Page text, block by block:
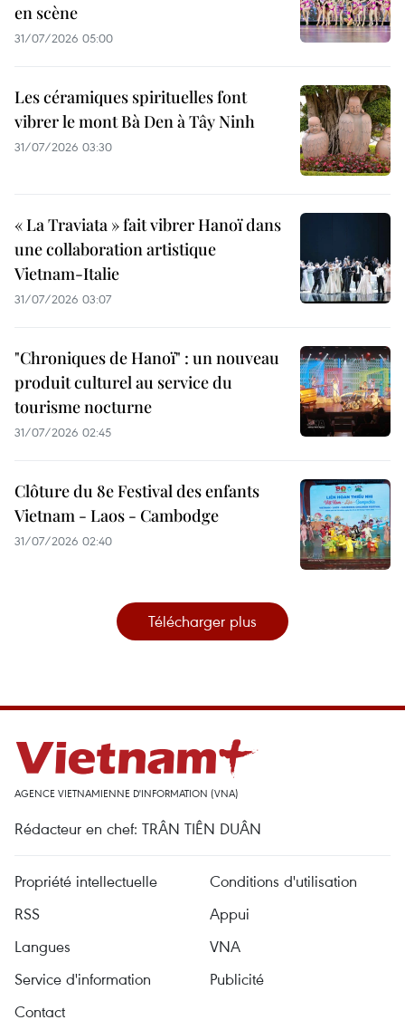
en scène
31/07/2026 05:00
Les céramiques spirituelles font
vibrer le mont Bà Den à Tây Ninh
31/07/2026 03:30
« La Traviata » fait vibrer Hanoï dans
une collaboration artistique
Vietnam-Italie
31/07/2026 03:07
"Chroniques de Hanoï" : un nouveau
produit culturel au service du
tourisme nocturne
31/07/2026 02:45
Clôture du 8e Festival des enfants
Vietnam - Laos - Cambodge
31/07/2026 02:40
Télécharger plus
AGENCE VIETNAMIENNE D'INFORMATION (VNA)
Rédacteur en chef: TRÂN TIÊN DUÂN
Propriété intellectuelle
Conditions d'utilisation
RSS
Appui
Langues
VNA
Service d'information
Publicité
Contact